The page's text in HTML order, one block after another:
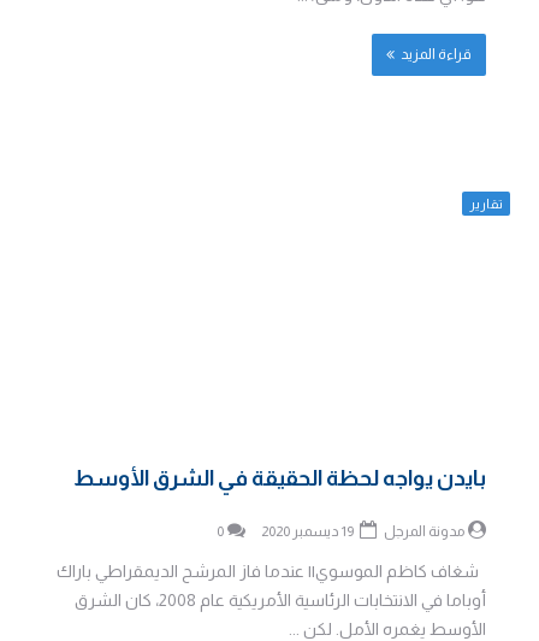
قراءة المزيد
تقارير
بايدن يواجه لحظة الحقيقة في الشرق الأوسط
مدونة المرجل 0
شغاف كاظم الموسوي|| عندما فاز المرشح الديمقراطي باراك
أوباما في الانتخابات الرئاسية الأمريكية عام 2008، كان الشرق
الأوسط يغمره الأمل. لكن ...